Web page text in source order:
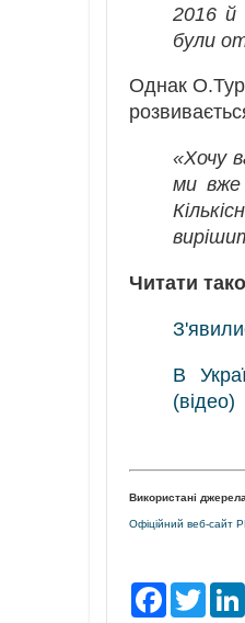
2016 й
були
Однак
«Хочу
ми вже
Читати
В
(відео)
Використані
Офіційний веб-сайт
F
a
T
w